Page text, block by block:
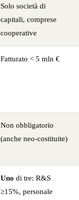
Solo società di
capitali, comprese
cooperative
Fatturato < 5 mln €
Non obbligatorio
(anche neo-costituite)
Uno di tre: R&S
≥15%, personale